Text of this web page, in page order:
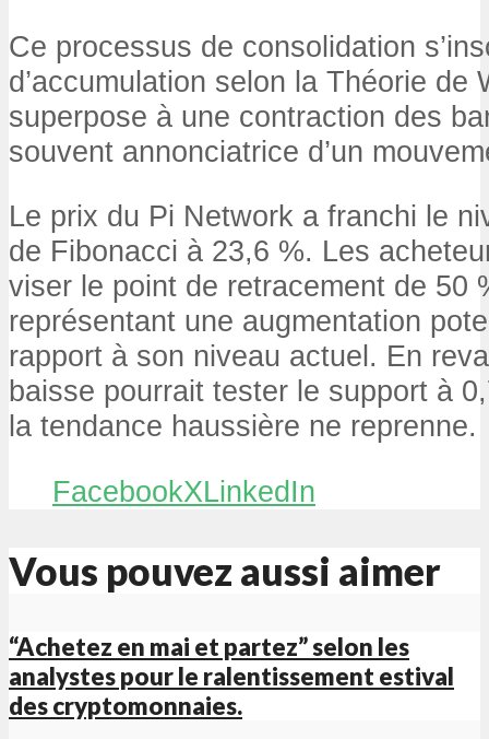
Ce processus de consolidation
d’accumulation selon la Théorie de
superpose à une contraction des
souvent annonciatrice d’un
Le prix du Pi Network a franchi le
de Fibonacci à 23,6 %. Les
viser le point de retracement de 50
représentant une augmentation
rapport à son niveau actuel. En
baisse pourrait tester le support à
la tendance haussière ne reprenne.
FacebookXLinkedIn
Vous pouvez aussi aimer
“Achetez en mai et partez” selon les
analystes pour le ralentissement estival
des cryptomonnaies.